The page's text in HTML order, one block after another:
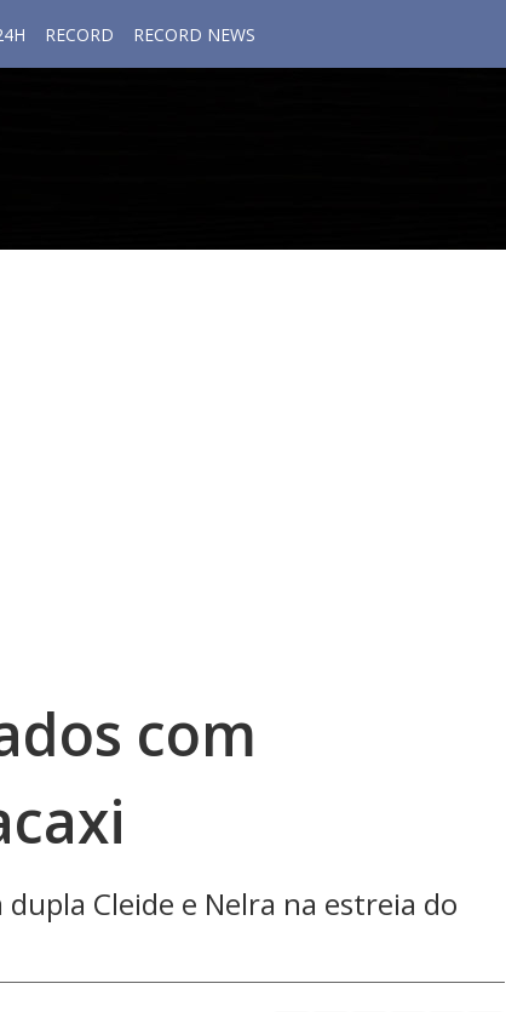
RECORD RECORD NEWS
com
Cleide e Nelra na estreia do